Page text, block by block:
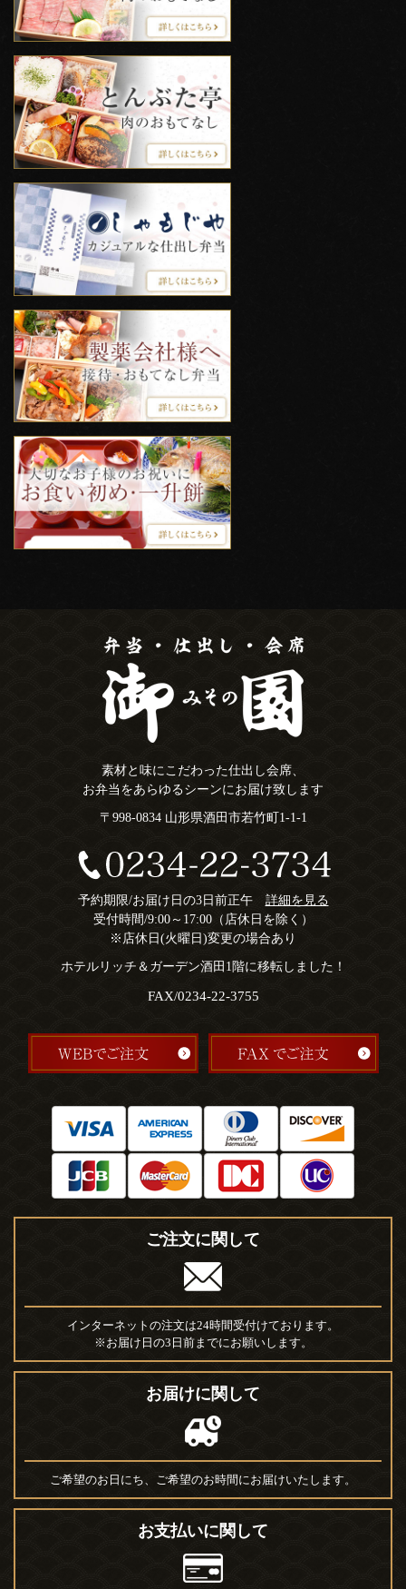
素材と味にこだわった仕出し会席、
お弁当をあらゆるシーンにお届け致します
〒998-0834 山形県酒田市若竹町1-1-1
予約期限/お届け日の3日前正午 詳細を見る
受付時間/9:00～17:00（店休日を除く）
※店休日(火曜日)変更の場合あり
ホテルリッチ＆ガーデン酒田1階に移転しました！
FAX/0234-22-3755
ご注文に関して
インターネットの注文は24時間受付けております。
※お届け日の3日前までにお願いします。
お届けに関して
ご希望のお日にち、ご希望のお時間にお届けいたします。
お支払いに関して